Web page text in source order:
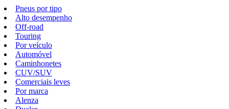
Pneus por tipo
Alto desempenho
Off-road
Touring
Por veículo
Automóvel
Caminhonetes
CUV/SUV
Comerciais leves
Por marca
Alenza